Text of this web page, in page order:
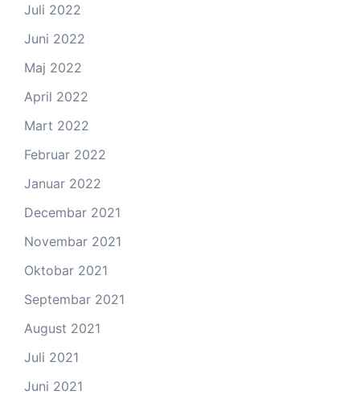
Juli 2022
Juni 2022
Maj 2022
April 2022
Mart 2022
Februar 2022
Januar 2022
Decembar 2021
Novembar 2021
Oktobar 2021
Septembar 2021
August 2021
Juli 2021
Juni 2021